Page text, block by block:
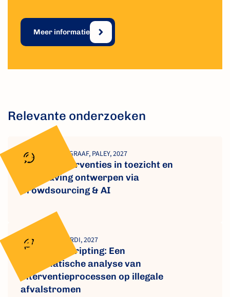
Meer informatie
Relevante onderzoeken
VAN DE VEN, DE GRAAF, PALEY, 2027
Gedragsinterventies in toezicht en
handhaving ontwerpen via
Crowdsourcing & AI
GEURTJENS, GIARDI, 2027
Guardian scripting: Een
systematische analyse van
interventieprocessen op illegale
afvalstromen